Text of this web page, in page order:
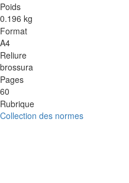
Poids
0.196 kg
Format
A4
Reliure
brossura
Pages
60
Rubrique
Collection des normes